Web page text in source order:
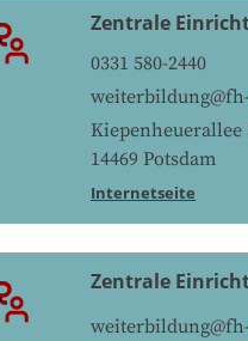
Zentrale
0331 580-2440
Kiepenheuerallee
14469 Potsdam
Internetseite
Zentrale